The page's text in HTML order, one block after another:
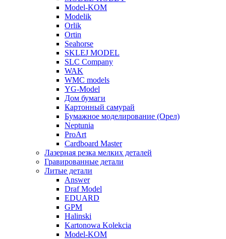
Model-KOM
Modelik
Orlik
Ortin
Seahorse
SKLEJ MODEL
SLC Company
WAK
WMC models
YG-Model
Дом бумаги
Картонный самурай
Бумажное моделирование (Орел)
Neptunia
ProArt
Cardboard Master
Лазерная резка мелких деталей
Гравированные детали
Литые детали
Answer
Draf Model
EDUARD
GPM
Halinski
Kartonowa Kolekcia
Model-KOM